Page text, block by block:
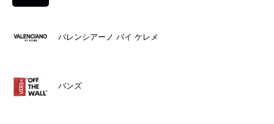
バレンシアーノ バイ ケレメ
バンズ